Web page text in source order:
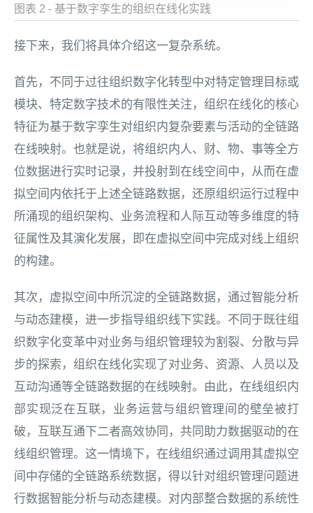
图表 2 - 基于数字孪生的组织在线化实践
接下来，我们将具体介绍这一复杂系统。
首先，不同于过往组织数字化转型中对特定管理目标或
模块、特定数字技术的有限性关注，组织在线化的核心
特征为基于数字孪生对组织内复杂要素与活动的全链路
在线映射。也就是说，将组织内人、财、物、事等全方
位数据进行实时记录，并投射到在线空间中，从而在虚
拟空间内依托于上述全链路数据，还原组织运行过程中
所涌现的组织架构、业务流程和人际互动等多维度的特
征属性及其演化发展，即在虚拟空间中完成对线上组织
的构建。
其次，虚拟空间中所沉淀的全链路数据，通过智能分析
与动态建模，进一步指导组织线下实践。不同于既往组
织数字化变革中对业务与组织管理较为割裂、分散与异
步的探索，组织在线化实现了对业务、资源、人员以及
互动沟通等全链路数据的在线映射。由此，在线组织内
部实现泛在互联，业务运营与组织管理间的壁垒被打
破，互联互通下二者高效协同，共同助力数据驱动的在
线组织管理。这一情境下，在线组织通过调用其虚拟空
间中存储的全链路系统数据，得以针对组织管理问题进
行数据智能分析与动态建模。对内部整合数据的系统性